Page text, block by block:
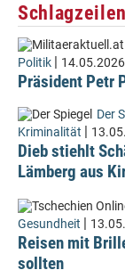
Schlagzeilen
Politik | 14.05.2026
Präsident Petr
Der
Kriminalität |
Dieb stiehlt
Lämberg aus
Gesundheit |
Reisen mit
sollten